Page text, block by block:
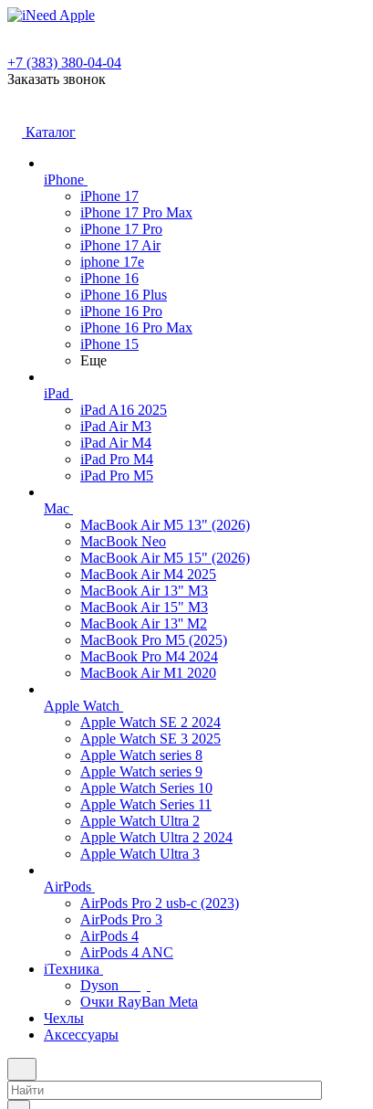
+7 (383) 380-04-04
Заказать звонок
Каталог
iPhone
iPhone 17
iPhone 17 Pro Max
iPhone 17 Pro
iPhone 17 Air
iphone 17e
iPhone 16
iPhone 16 Plus
iPhone 16 Pro
iPhone 16 Pro Max
iPhone 15
Еще
iPad
iPad A16 2025
iPad Air M3
iPad Air M4
iPad Pro M4
iPad Pro M5
Mac
MacBook Air M5 13" (2026)
MacBook Neo
MacBook Air M5 15" (2026)
MacBook Air M4 2025
MacBook Air 13" M3
MacBook Air 15" M3
MacBook Air 13'' M2
MacBook Pro M5 (2025)
MacBook Pro M4 2024
MacBook Air M1 2020
Apple Watch
Apple Watch SE 2 2024
Apple Watch SE 3 2025
Apple Watch series 8
Apple Watch series 9
Apple Watch Series 10
Apple Watch Series 11
Apple Watch Ultra 2
Apple Watch Ultra 2 2024
Apple Watch Ultra 3
AirPods
AirPods Pro 2 usb-c (2023)
AirPods Pro 3
AirPods 4
AirPods 4 ANC
iТехника
Dyson
Очки RayBan Meta
Чехлы
Аксессуары